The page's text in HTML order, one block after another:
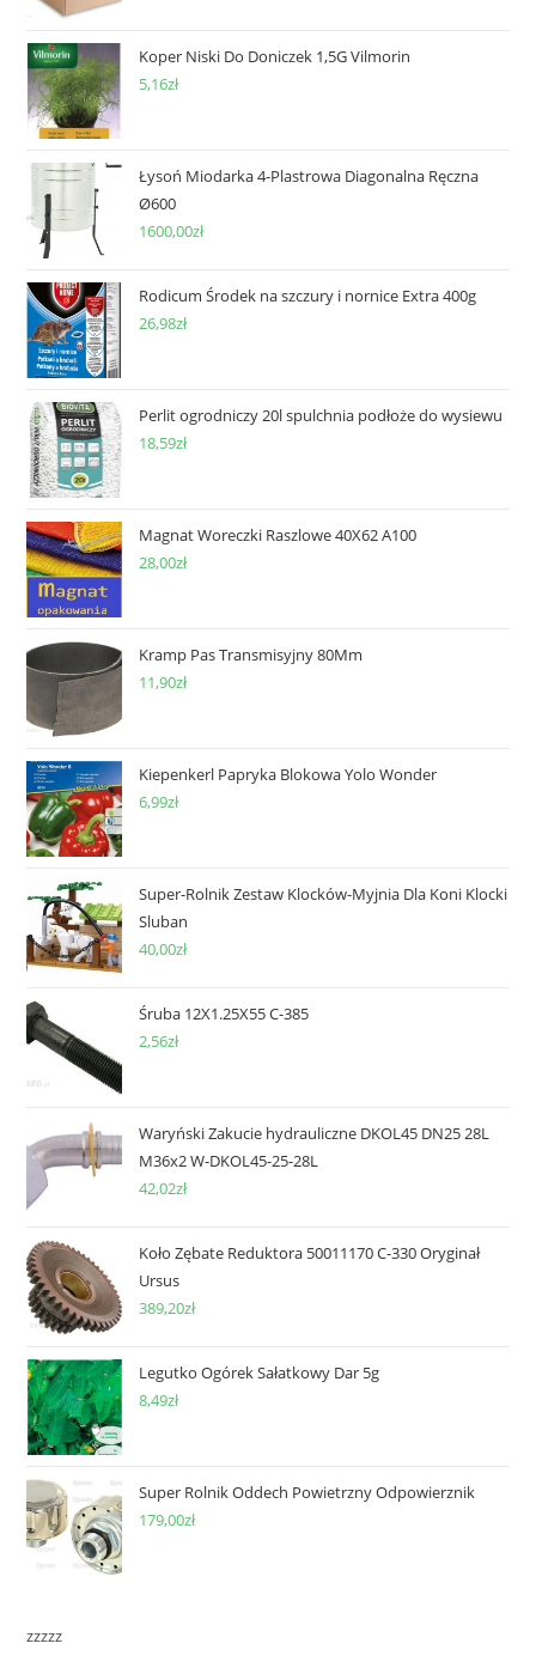
Koper Niski Do Doniczek 1,5G Vilmorin
5,16zł
Łysoń Miodarka 4-Plastrowa Diagonalna Ręczna
Ø600
1600,00zł
Rodicum Środek na szczury i nornice Extra 400g
26,98zł
Perlit ogrodniczy 20l spulchnia podłoże do wysiewu
18,59zł
Magnat Woreczki Raszlowe 40X62 A100
28,00zł
Kramp Pas Transmisyjny 80Mm
11,90zł
Kiepenkerl Papryka Blokowa Yolo Wonder
6,99zł
Super-Rolnik Zestaw Klocków-Myjnia Dla Koni Klocki
Sluban
40,00zł
Śruba 12X1.25X55 C-385
2,56zł
Waryński Zakucie hydrauliczne DKOL45 DN25 28L
M36x2 W-DKOL45-25-28L
42,02zł
Koło Zębate Reduktora 50011170 C-330 Oryginał
Ursus
389,20zł
Legutko Ogórek Sałatkowy Dar 5g
8,49zł
Super Rolnik Oddech Powietrzny Odpowierznik
179,00zł
zzzzz